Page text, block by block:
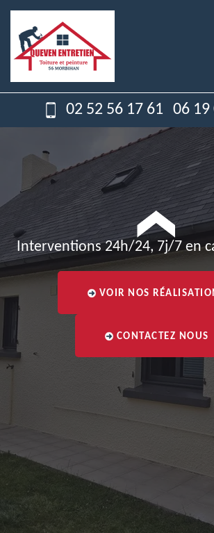
02 52 56 17 61 06 19
Interventions 24h/24, 7j/7 en
VOIR NOS
CONTACTEZ NOUS